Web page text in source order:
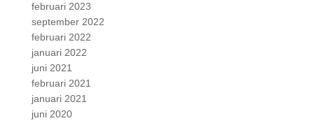
februari 2023
september 2022
februari 2022
januari 2022
juni 2021
februari 2021
januari 2021
juni 2020